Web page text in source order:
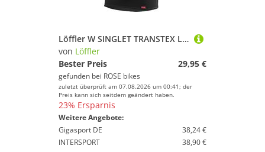
Löffler W SINGLET TRANSTEX LIGHT Damen Unterhemd ärmellos
von Löffler
Bester Preis
29,95 €
gefunden bei ROSE bikes
zuletzt überprüft am 07.08.2026 um 00:41; der
Preis kann sich seitdem geändert haben.
23% Ersparnis
Weitere Angebote:
Gigasport DE
38,24 €
INTERSPORT
38,90 €